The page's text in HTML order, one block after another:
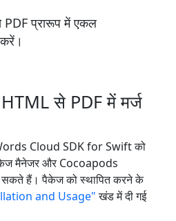
PDF प्रारूप में एकल
से PDF में मर्ज
Cloud SDK for Swift को
मैनेजर और Cocoapods
सकते हैं। पैकेज को स्थापित करने के
and Usage"खंड में दी गई